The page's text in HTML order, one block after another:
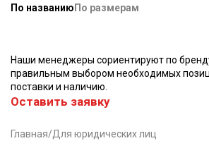
По названию По размерам
Наши менеджеры сориентируют по
правильным выбором необходимых
поставки и наличию.
Оставить заявку
Главная/Для юридических лиц